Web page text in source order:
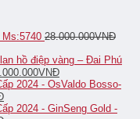
28.000.000VNĐ
hồ điệp vàng – Đai Phú
VNĐ
2024 - OsValdo Bosso-
2024 - GinSeng Gold -